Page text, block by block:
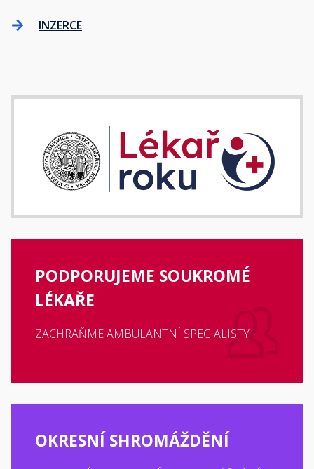
INZERCE
PODPORUJEME SOUKROMÉ
LÉKAŘE
ZACHRAŇME AMBULANTNÍ SPECIALISTY
OKRESNÍ SHROMÁŽDĚNÍ